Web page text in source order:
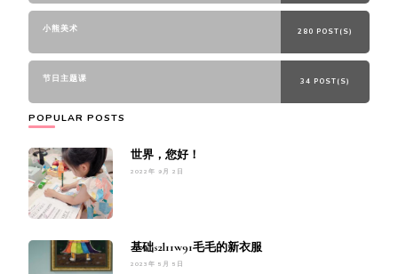
小熊美术 280 POST(S)
节日主题课 34 POST(S)
POPULAR POSTS
世界，您好！
2022年 9月 2日
基础s2l11w91毛毛的新衣服
2023年 5月 5日